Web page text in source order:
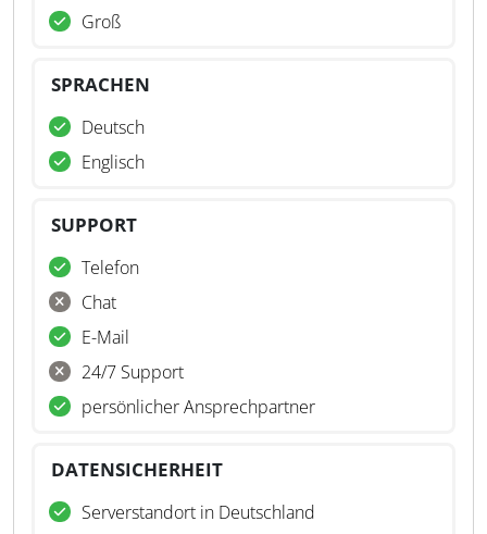
Groß
SPRACHEN
Deutsch
Englisch
SUPPORT
Telefon
Chat
E-Mail
24/7 Support
persönlicher Ansprechpartner
DATENSICHERHEIT
Serverstandort in Deutschland